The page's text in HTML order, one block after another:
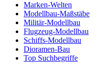
Marken-Welten
Modellbau-Maßstäbe
Militär-Modellbau
Flugzeug-Modellbau
Schiffs-Modellbau
Dioramen-Bau
Top Suchbegriffe